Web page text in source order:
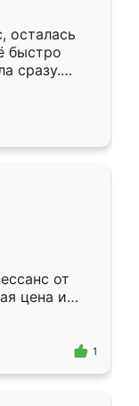
здесь.
осталась
быстро
сразу.
к
Собрали
даже
от
цена и
1